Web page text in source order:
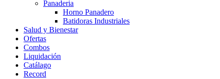
Panaderia
Horno Panadero
Batidoras Industriales
Salud y Bienestar
Ofertas
Combos
Liquidación
Catálago
Record